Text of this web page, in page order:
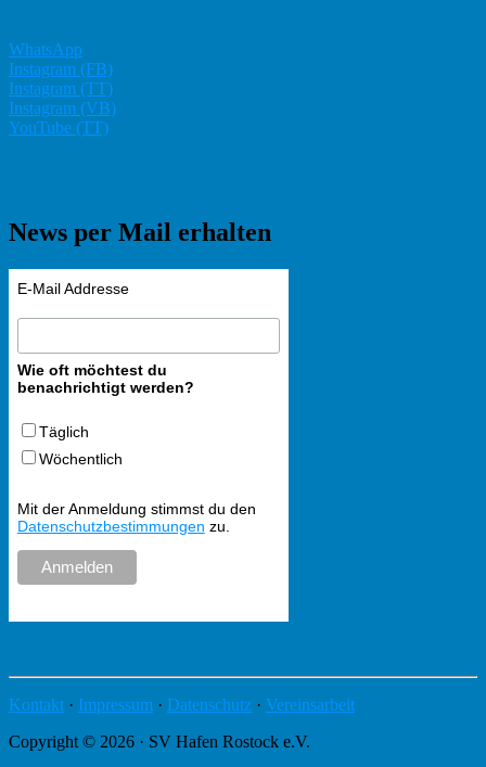
WhatsApp
Instagram (FB)
Instagram (TT)
Instagram (VB)
YouTube (TT)
News per Mail erhalten
E-Mail Addresse
Wie oft möchtest du
benachrichtigt werden?
Täglich
Wöchentlich
Mit der Anmeldung stimmst du den
Datenschutzbestimmungen zu.
Kontakt · Impressum · Datenschutz · Vereinsarbeit
Copyright © 2026 · SV Hafen Rostock e.V.